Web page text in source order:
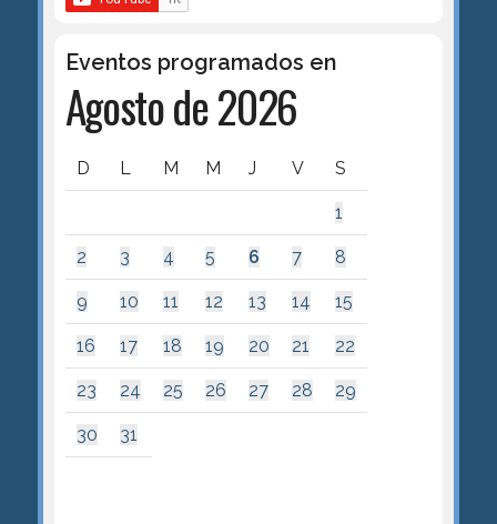
Eventos programados en
Agosto de 2026
D L M M J V S
1
2 3 4 5 6 7 8
9 10 11 12 13 14 15
16 17 18 19 20 21 22
23 24 25 26 27 28 29
30 31